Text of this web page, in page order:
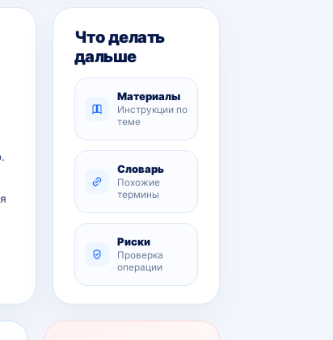
Что делать
дальше
Материалы
Инструкции по
теме
Словарь
Похожие
термины
Риски
Проверка
операции